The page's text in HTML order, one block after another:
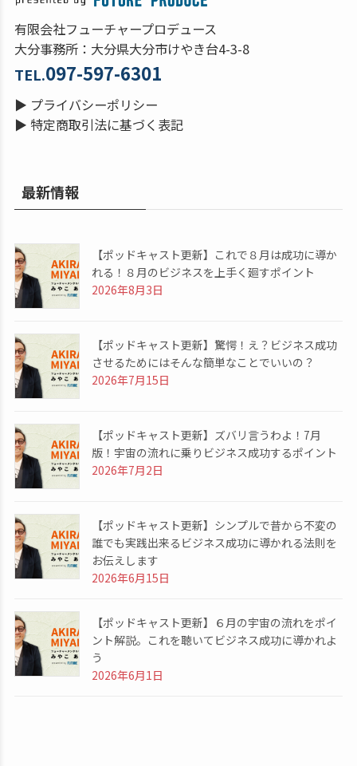
有限会社フューチャープロデュース
大分事務所：大分県大分市けやき台4-3-8
TEL.097-597-6301
▶ プライバシーポリシー
▶ 特定商取引法に基づく表記
最新情報
【ポッドキャスト更新】これで８月は成功に導か
れる！８月のビジネスを上手く廻すポイント
2026年8月3日
【ポッドキャスト更新】驚愕！え？ビジネス成功
させるためにはそんな簡単なことでいいの？
2026年7月15日
【ポッドキャスト更新】ズバリ言うわよ！7月
版！宇宙の流れに乗りビジネス成功するポイント
2026年7月2日
【ポッドキャスト更新】シンプルで昔から不変の
誰でも実践出来るビジネス成功に導かれる法則を
お伝えします
2026年6月15日
【ポッドキャスト更新】６月の宇宙の流れをポイ
ント解説。これを聴いてビジネス成功に導かれよ
う
2026年6月1日